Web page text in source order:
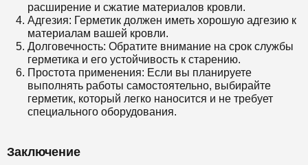
расширение и сжатие материалов кровли.
Адгезия: Герметик должен иметь хорошую адгезию к
материалам вашей кровли.
Долговечность: Обратите внимание на срок службы
герметика и его устойчивость к старению.
Простота применения: Если вы планируете
выполнять работы самостоятельно, выбирайте
герметик, который легко наносится и не требует
специального оборудования.
Заключение